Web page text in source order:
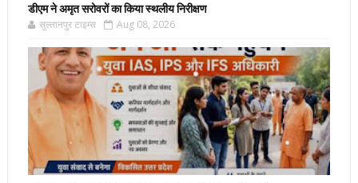
डीएम ने अमृत सरोवरों का किया स्थलीय निरीक्षण
सुल्तानपुर टाइम्स Aug 08, 2026